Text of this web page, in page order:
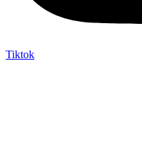
Tiktok